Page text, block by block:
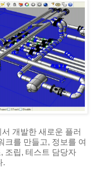
개발한 새로운 플러
크를 만들고, 정보를 여
조립, 테스트 담당자
.